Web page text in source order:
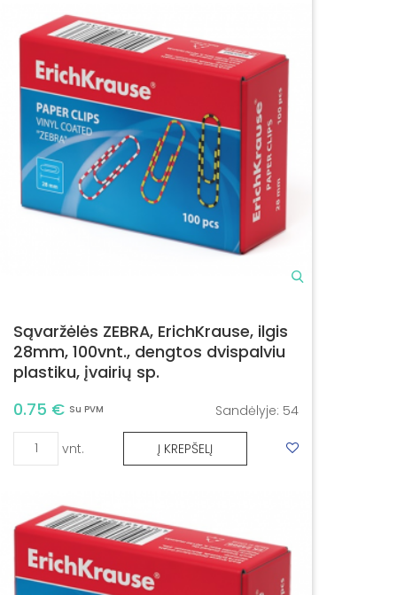
Sąvaržėlės ZEBRA, ErichKrause, ilgis
28mm, 100vnt., dengtos dvispalviu
plastiku, įvairių sp.
0.75 € Su PVM Sandėlyje: 54
vnt. Į KREPŠELĮ